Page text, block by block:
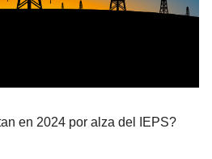
en 2024 por alza del IEPS?